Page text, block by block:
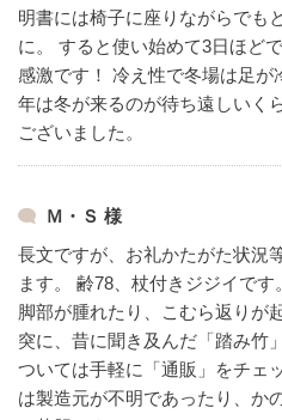
明書には椅子に座りながらでも
に。
すると使い始めて3日ほど
感激です！ 冷え性で冬場は足が
年は冬が来るのが待ち遠しいく
ございました。
Ｍ・Ｓ 様
長文ですが、お礼かたがた状況
ます。
齢78、杖付きジジイです。
脚部が腫れたり、こむら返りが
突に、昔に聞き及んだ「踏み竹
ついては手軽に「通販」をチェ
は製造元が不明であったり、か